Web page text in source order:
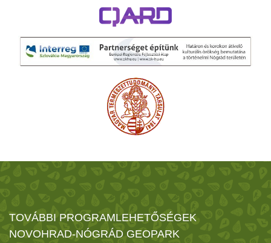
TOVÁBBI PROGRAMLEHETŐSÉGEK
NOVOHRAD-NÓGRÁD GEOPARK